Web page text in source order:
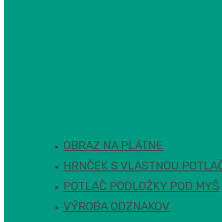
OBRAZ NA PLÁTNE
HRNČEK S VLASTNOU
POTLAČ PODLOŽKY POD MYŠ
VÝROBA ODZNAKOV